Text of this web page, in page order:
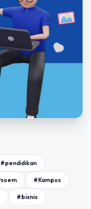
#pendidikan
#Kampus
#bisnis